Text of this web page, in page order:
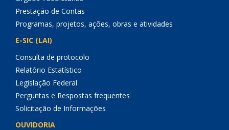
Prestação de Contas
Programas, projetos, ações, obras e atividades
E-SIC (LAI)
Consulta de protocolo
Relatório Estatístico
Legislação Federal
Perguntas e Respostas frequentes
Solicitação de Informações
OUVIDORIA